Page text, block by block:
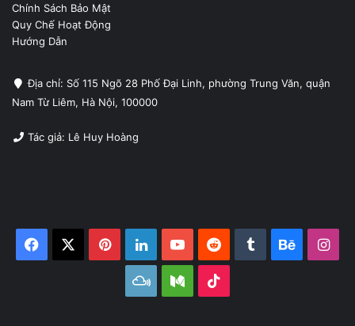
Chính Sách Bảo Mật
Quy Chế Hoạt Động
Hướng Dẫn
Địa chỉ: Số 115 Ngõ 28 Phố Đại Linh, phường Trung Văn, quận
Nam Từ Liêm, Hà Nội, 100000
Tác giả: Lê Huy Hoàng
Facebook PinterestLinkedInYouTubeRedditTumblrBehance
Mixcloud
Medium